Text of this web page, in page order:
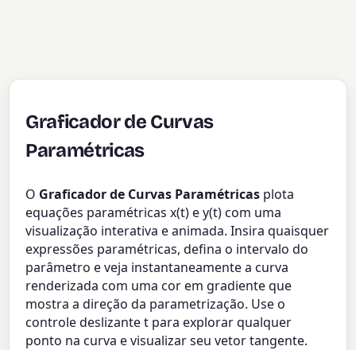
Graficador de Curvas
Paramétricas
O Graficador de Curvas Paramétricas plota
equações paramétricas x(t) e y(t) com uma
visualização interativa e animada. Insira quaisquer
expressões paramétricas, defina o intervalo do
parâmetro e veja instantaneamente a curva
renderizada com uma cor em gradiente que
mostra a direção da parametrização. Use o
controle deslizante t para explorar qualquer
ponto na curva e visualizar seu vetor tangente.